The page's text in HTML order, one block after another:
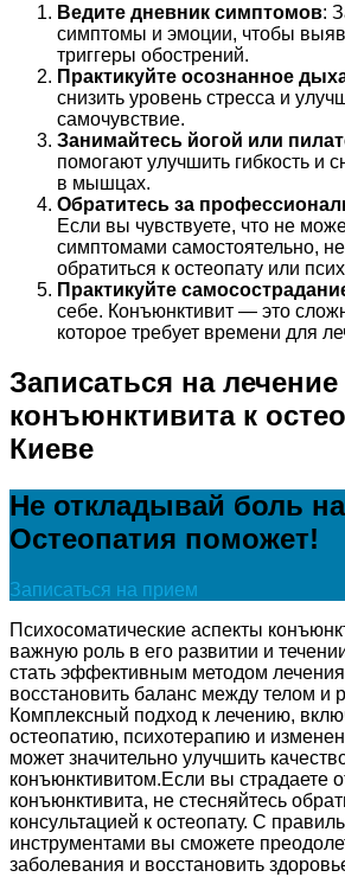
Ведите дневник симптомов:
симптомы и эмоции, чтобы
триггеры обострений.
Практикуйте осознанное
снизить уровень стресса и
самочувствие.
Занимайтесь йогой или
помогают улучшить гибкость и
в мышцах.
Обратитесь за
Если вы чувствуете, что не
симптомами самостоятельно,
обратиться к остеопату или
Практикуйте
себе. Конъюнктивит — это
которое требует времени для
Записаться на лечение
конъюнктивита к
Киеве
Не откладывай боль
Остеопатия поможет!
Записаться на прием
Психосоматические аспекты
важную роль в его развитии и
стать эффективным методом
восстановить баланс между телом и
Комплексный подход к лечению,
остеопатию, психотерапию и
может значительно улучшить
конъюнктивитом.Если вы страдаете
конъюнктивита, не стесняйтесь
консультацией к остеопату. С
инструментами вы сможете
заболевания и восстановить